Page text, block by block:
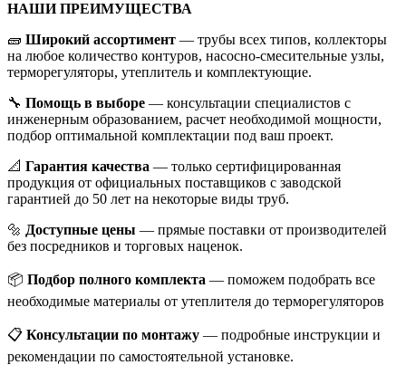
НАШИ ПРЕИМУЩЕСТВА
🧱 Широкий ассортимент — трубы всех типов, коллекторы
на любое количество контуров, насосно-смесительные узлы,
терморегуляторы, утеплитель и комплектующие.
🔧 Помощь в выборе — консультации специалистов с
инженерным образованием, расчет необходимой мощности,
подбор оптимальной комплектации под ваш проект.
📐 Гарантия качества — только сертифицированная
продукция от официальных поставщиков с заводской
гарантией до 50 лет на некоторые виды труб.
🔩 Доступные цены — прямые поставки от производителей
без посредников и торговых наценок.
📦 Подбор полного комплекта — поможем подобрать все
необходимые материалы от утеплителя до терморегуляторов
📋 Консультации по монтажу — подробные инструкции и
рекомендации по самостоятельной установке.